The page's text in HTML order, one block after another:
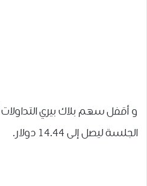
الجلسة ليصل إلى 14.44 دولار.